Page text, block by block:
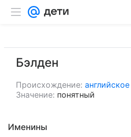
Бэлден
Происхождение: английское
Значение: понятный
Именины